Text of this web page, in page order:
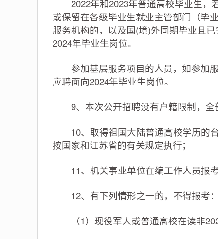
2022年和2023年普通高校毕业生，
或保留在各级毕业生就业主管部门（毕
服务机构的，以及国(境)外同期毕业且
2024年毕业生岗位。
参加基层服务项目的人员，如参加服
应聘面向2024年毕业生岗位。
9、本次公开招聘没有户籍限制，全
10、取得祖国大陆普通高校学历的
按国家和江苏省的有关规定执行；
11、机关事业单位在编工作人员报
12、有下列情形之一的，不得报考
（1）现役军人或普通高校在读非